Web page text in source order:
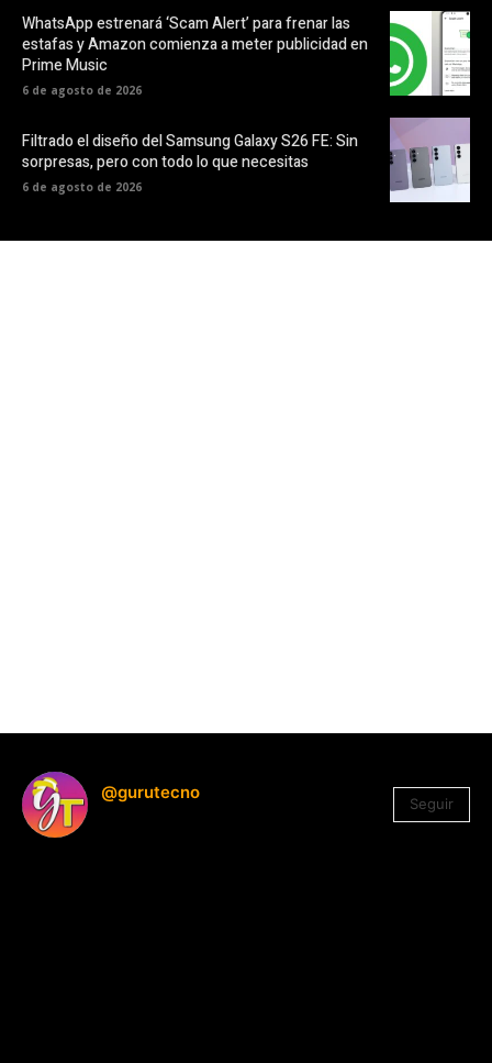
WhatsApp estrenará ‘Scam Alert’ para frenar las
estafas y Amazon comienza a meter publicidad en
Prime Music
6 de agosto de 2026
Filtrado el diseño del Samsung Galaxy S26 FE: Sin
sorpresas, pero con todo lo que necesitas
6 de agosto de 2026
@gurutecno
Seguir